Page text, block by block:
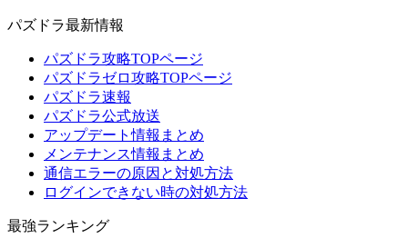
パズドラ最新情報
パズドラ攻略TOPページ
パズドラゼロ攻略TOPページ
パズドラ速報
パズドラ公式放送
アップデート情報まとめ
メンテナンス情報まとめ
通信エラーの原因と対処方法
ログインできない時の対処方法
最強ランキング